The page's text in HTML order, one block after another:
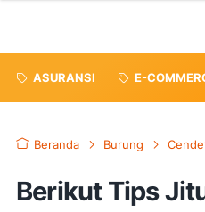
ASURANSI E-
Beranda Burung
Berikut Tips